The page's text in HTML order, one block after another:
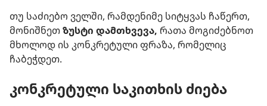
თუ საძიებო ველში, რამდენიმე სიტყვას ჩაწერთ,
მონიშნეთზუსტი დამთხვევა, რათა მოგიძებნოთ
მხოლოდ ის კონკრეტული ფრაზა, რომელიც
ჩაბეჭდეთ.
კონკრეტული საკითხის ძიება